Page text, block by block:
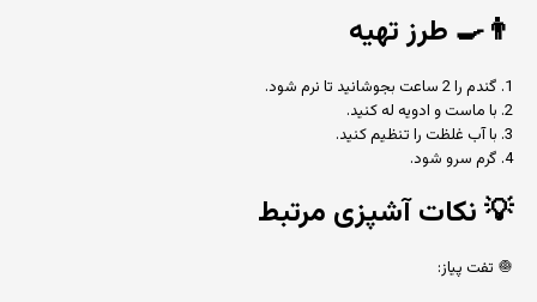
👨‍🍳 طرز تهیه
1. گندم را 2 ساعت بجوشانید تا نرم شود.
2. با ماست و ادویه له کنید.
3. با آب غلظت را تنظیم کنید.
4. گرم سرو شود.
💡نکات آشپزی مرتبط
🧅 تفت پیاز: